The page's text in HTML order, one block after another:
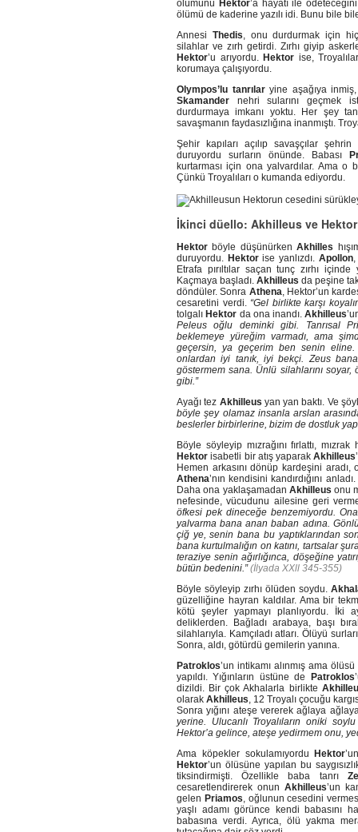
ölümünü Hektor’a hayatı ile
ölümü de kaderine yazılı idi. Bunu bile
Annesi Thedis, onu durdurmak için
silahlar ve zırh getirdi. Zırhı giyip
Hektor’u arıyordu.Hektor ise,
korumaya çalışıyordu.
Olympos’lu tanrılaryine aşağıya inmiş,
Skamander nehri sularını geçmek
durdurmaya imkanı yoktu. Her şey
savaşmanın faydasızlığına inanmıştı.
Şehir kapıları açılıp savaşçılar
duruyordu surların önünde. Babası
kurtarması için ona yalvardılar. Ama o
Çünkü Troyalıları o kumanda ediyordu.
İkinci düello: Akhilleus ve Hektor
Hektor böyle düşünürkenAkhilles
duruyordu. Hektorise yanlızdı. Apollon,
Etrafa pırıltılar saçan tunç zırhı
Kaçmaya başladı. Akhilleus da peşine
döndüler. Sonra Athena, Hektor’un
cesaretini verdi. “Gel birlikte karşı
tolgalı Hektor da ona inandı.Akhilleus
Peleus oğlu deminki gibi. Tanrısal
beklemeye yüreğim varmadı, ama
geçersin, ya geçerim ben senin eline.
onlardan iyi tanık, iyi bekçi. Zeus bana
göstermem sana. Ünlü silahlarını
gibi.”
Ayağı tez Akhilleus yan yan baktı. Ve
böyle şey olamaz insanla arslan
beslerler birbirlerine, bizim de dostluk
Böyle söyleyip mızrağını fırlattı,
Hektor isabetli bir atış yaparakAkhilleus
Hemen arkasını dönüp kardeşini
Athena’nın kendisini kandırdığını
Daha ona yaklaşamadan Akhilleus onu
nefesinde, vücudunu ailesine geri
öfkesi pek dineceğe benzemiyordu.
yalvarma bana anan baban adına.
çiğ ye, senin bana bu yaptıklarından
bana kurtulmalığın on katını, tartsalar
teraziye senin ağırlığınca, döşeğine
bütün bedenini.”(İlyada XXll 345-355)
Böyle söyleyip zırhı ölüden soydu.
güzelliğine hayran kaldılar. Ama bir
kötü şeyler yapmayı planlıyordu. İki
deliklerden. Bağladı arabaya, başı
silahlarıyla. Kamçıladı atları. Ölüyü
Sonra, aldı, götürdü gemilerin yanına.
Patroklos’un intikamı alınmış ama
yapıldı. Yığınların üstüne de
Patroklos
dizildi. Bir çok Akhalarla birlikte
olarak Akhilleus, 12 Troyalı çocuğu
Sonra yığını ateşe vererek ağlaya
yerine. Ulucanlı Troyalıların oniki
Hektor’a gelince, ateşe yedirmem onu,
Ama köpekler sokulamıyordu
Hektor
Hektor’un ölüsüne yapılan bu
tiksindirmişti. Özellikle baba tanrı
cesaretlendirerek onun Akhilleus’un
gelen Priamos, oğlunun cesedini
yaşlı adamı görünce kendi babasını
babasına verdi. Ayrıca, ölü yakma